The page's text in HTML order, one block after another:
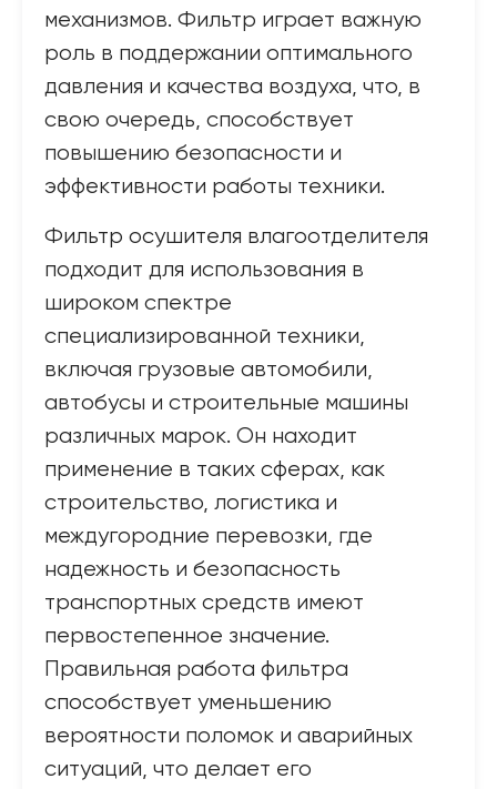
механизмов. Фильтр играет важную
роль в поддержании оптимального
давления и качества воздуха, что, в
свою очередь, способствует
повышению безопасности и
эффективности работы техники.
Фильтр осушителя влагоотделителя
подходит для использования в
широком спектре
специализированной техники,
включая грузовые автомобили,
автобусы и строительные машины
различных марок. Он находит
применение в таких сферах, как
строительство, логистика и
междугородние перевозки, где
надежность и безопасность
транспортных средств имеют
первостепенное значение.
Правильная работа фильтра
способствует уменьшению
вероятности поломок и аварийных
ситуаций, что делает его